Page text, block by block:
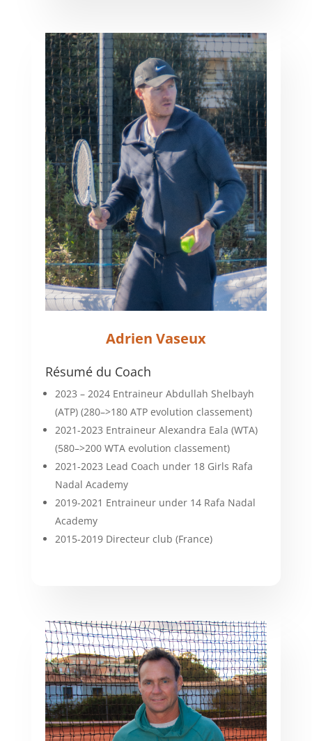
Adrien Vaseux
Résumé du Coach
2023 – 2024 Entraineur Abdullah Shelbayh
(ATP) (280–>180 ATP evolution classement)
2021-2023 Entraineur Alexandra Eala (WTA)
(580–>200 WTA evolution classement)
2021-2023 Lead Coach under 18 Girls Rafa
Nadal Academy
2019-2021 Entraineur under 14 Rafa Nadal
Academy
2015-2019 Directeur club (France)